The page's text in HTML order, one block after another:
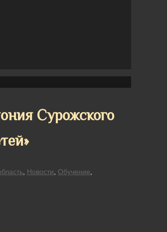
Сурожского
Новости Обучение